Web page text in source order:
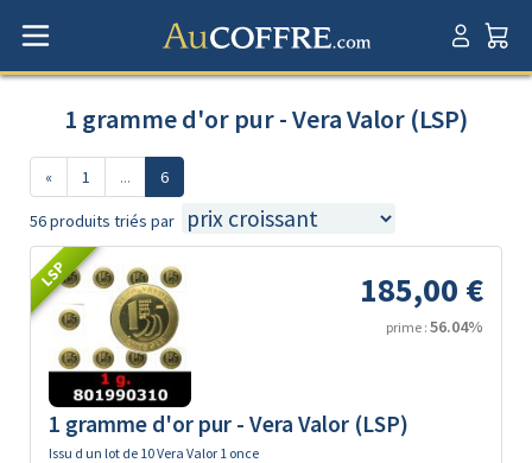
1 gramme d'or pur - Vera Valor (LSP)
« 1 ... 6
56 produits triés par
LSP 185,00 €
prime : 56.04%
1 gramme d'or pur - Vera Valor (LSP)
Issu d un lot de 10 Vera Valor 1 once